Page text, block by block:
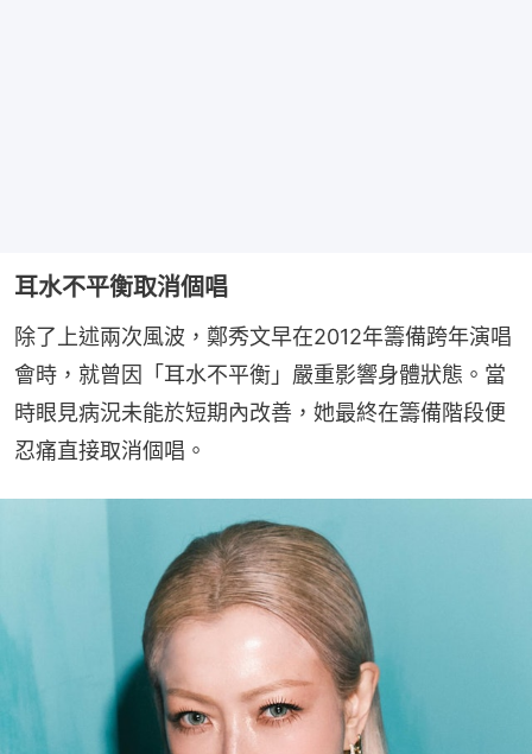
耳水不平衡取消個唱
除了上述兩次風波，鄭秀文早在2012年籌備跨年演唱
會時，就曾因「耳水不平衡」嚴重影響身體狀態。當
時眼見病況未能於短期內改善，她最終在籌備階段便
忍痛直接取消個唱。